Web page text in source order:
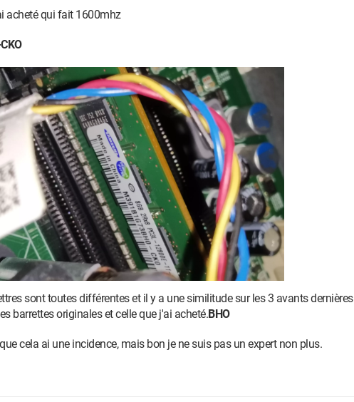
acheté qui fait 1600mhz
sont toutes différentes et il y a une similitude sur les 3 avants dernières
barrettes originales et celle que j'ai acheté.BHO
cela ai une incidence, mais bon je ne suis pas un expert non plus.